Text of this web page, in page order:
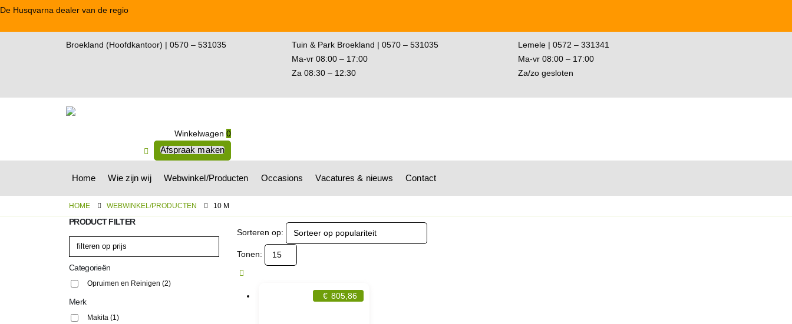
De Husqvarna dealer van de regio
Broekland (Hoofdkantoor) | 0570 – 531035
Tuin & Park Broekland | 0570 – 531035
Ma-vr 08:00 – 17:00
Za 08:30 – 12:30
Lemele | 0572 – 331341
Ma-vr 08:00 – 17:00
Za/zo gesloten
Winkelwagen 0
Afspraak maken
Home Wie zijn wij Webwinkel/Producten Occasions Vacatures & nieuws Contact
HOME WEBWINKEL/PRODUCTEN 10 M
Sorteren op:
Tonen:
€ 805,86
PRODUCT FILTER
Categorieën
Opruimen en Reinigen (2)
Merk
Makita (1)